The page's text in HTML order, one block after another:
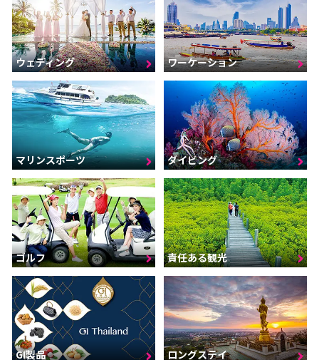
ウェディング ワーケーション
マリンスポーツ ダイビング
ゴルフ 責任ある観光
GI製品 ロングステイ